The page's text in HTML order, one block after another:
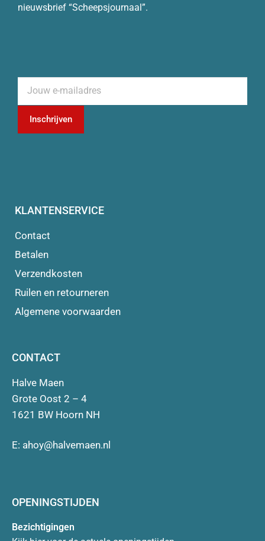
nieuwsbrief “Scheepsjournaal”.
Inschrijven
KLANTENSERVICE
Contact
Betalen
Verzendkosten
Ruilen en retourneren
Algemene voorwaarden
CONTACT
Halve Maen
Grote Oost 2 – 4
1621 BW Hoorn NH
E: ahoy@halvemaen.nl
OPENINGSTIJDEN
Bezichtigingen